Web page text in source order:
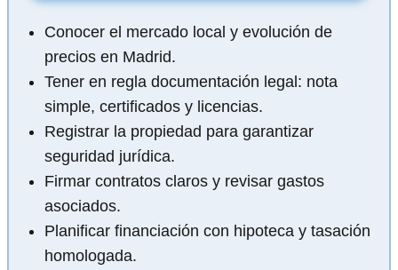
Conocer el mercado local y evolución de
precios en Madrid.
Tener en regla documentación legal: nota
simple, certificados y licencias.
Registrar la propiedad para garantizar
seguridad jurídica.
Firmar contratos claros y revisar gastos
asociados.
Planificar financiación con hipoteca y tasación
homologada.